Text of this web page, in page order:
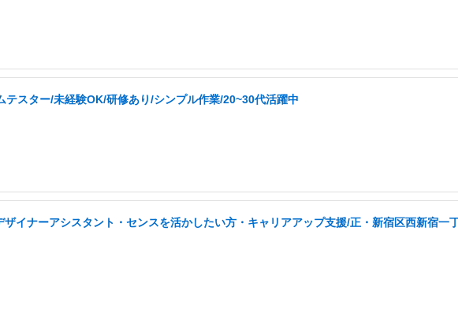
テスター/未経験OK/研修あり/シンプル作業/20~30代活躍中
イナーアシスタント・センスを活かしたい方・キャリアアップ支援/正・新宿区西新宿一